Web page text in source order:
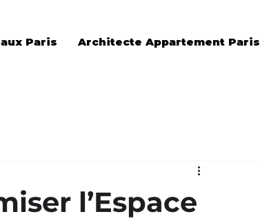
Paris Architecte Appartement Paris
l’Espace